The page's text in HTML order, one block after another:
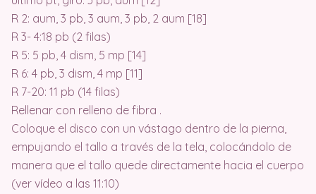
R 2: aum, 3 pb, 3 aum, 3 pb, 2 aum [18]
R 3- 4:18 pb (2 filas)
R 5: 5 pb, 4 dism, 5 mp [14]
R 6: 4 pb, 3 dism, 4 mp [11]
R 7-20: 11 pb (14 filas)
Rellenar con relleno de fibra .
Coloque el disco con un vástago dentro de la pierna,
empujando el tallo a través de la tela, colocándolo de
manera que el tallo quede directamente hacia el cuerpo
(ver vídeo a las 11:10)